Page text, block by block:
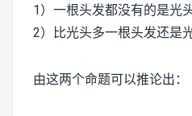
1）一根头发都没有的是光
2）比光头多一根头发还是
由这两个命题可以推论出：